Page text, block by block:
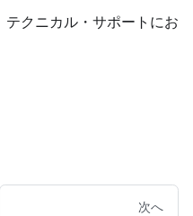
テクニカル・サポートにお
次へ